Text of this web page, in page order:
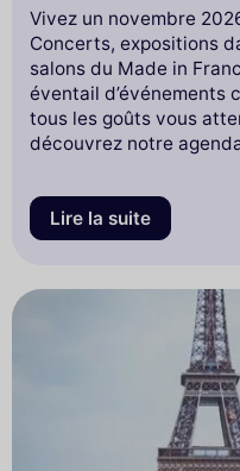
Vivez un novembre
Concerts, expositions
salons du Made in
éventail
tous les goûts vous
découvrez notre
Lire la suite